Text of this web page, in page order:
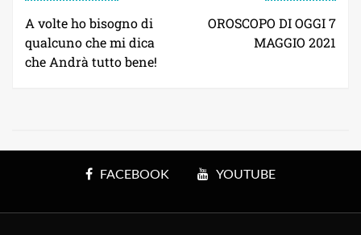
A volte ho bisogno di
qualcuno che mi dica
che Andrà tutto bene!
OROSCOPO DI OGGI 7
MAGGIO 2021
FACEBOOK YOUTUBE